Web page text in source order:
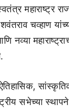
महाराष्ट्र
चव्हाण
ऐतिहासिक,
सभेच्या